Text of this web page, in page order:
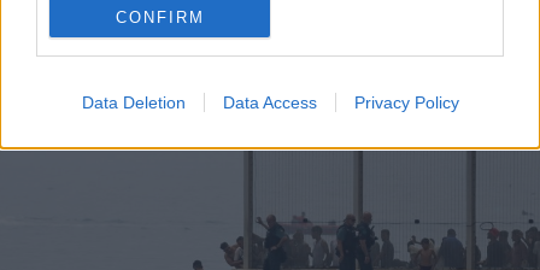
CONFIRM
Data Deletion Data Access Privacy Policy
A Tate-testvérek szabadlábra
helyezését kérik ügyvédeik